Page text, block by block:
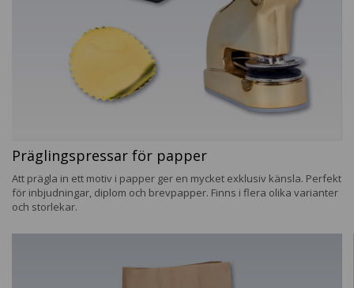
Präglingspressar för papper
Att prägla in ett motiv i papper ger en mycket exklusiv känsla. Perfekt
för inbjudningar, diplom och brevpapper. Finns i flera olika varianter
och storlekar.